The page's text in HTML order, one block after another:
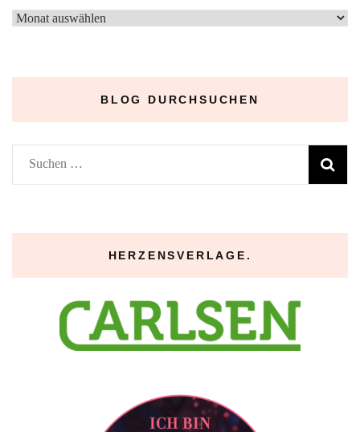
–
BLOG DURCHSUCHEN
Suchen
nach:
HERZENSVERLAGE.